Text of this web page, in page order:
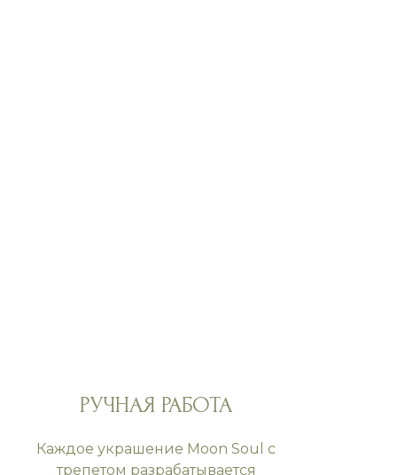
РУЧНАЯ РАБОТА
Каждое украшение Moon Soul с
трепетом разрабатывается